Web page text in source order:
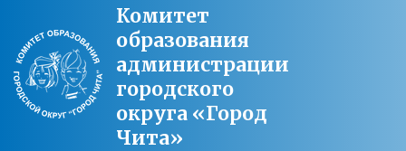
Комитет
образования
администрации
городского
округа «Город
Чита»